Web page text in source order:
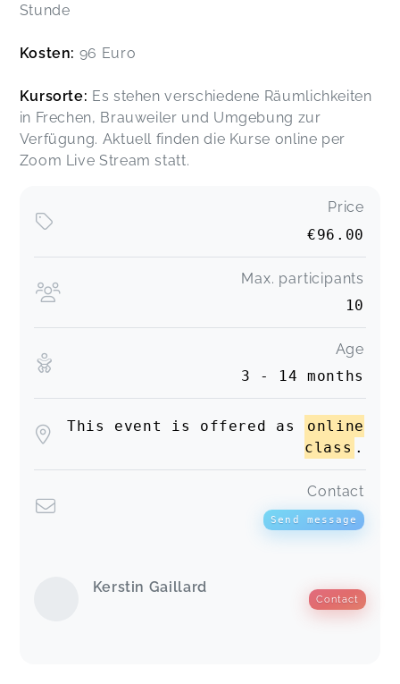
Stunde
Kosten: 96 Euro
Kursorte: Es stehen verschiedene Räumlichkeiten
in Frechen, Brauweiler und Umgebung zur
Verfügung. Aktuell finden die Kurse online per
Zoom Live Stream statt.
Price
€96.00
Max. participants
10
Age
3 - 14 months
This event is offered as
online
class .
Contact
Send message
Kerstin Gaillard
Contact